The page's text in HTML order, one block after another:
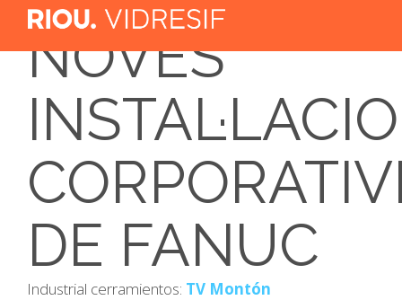
NOVES
DE FANUC
Industrial cerramientos: TV Montón